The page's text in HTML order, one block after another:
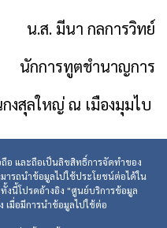
น.ส. มีนา กลการวิทย์
นักการทูตชำนาญการ
งสุลใหญ่ ณ เมืองมุมไบ
อ และถือเป็นลิขสิทธิ์การจัดทำของ
ารถนำข้อมูลไปใช้ประโยชน์ต่อได้ใน
งนี้โปรดอ้างอิง "ศูนย์บริการข้อมูล
เมื่อมีการนำข้อมูลไปใช้ต่อ